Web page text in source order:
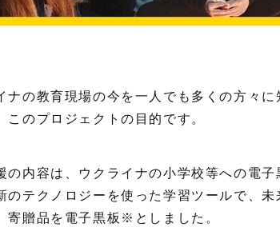
ナの教育現場の今を一人でも多くの方々
このプロジェクトの目的です。
の内容は、ウクライナの小学校等への電
のテクノロジーを使った学習ツールで、
寄贈品を電子黒板※としました。